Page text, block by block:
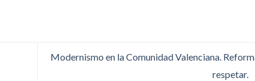
Modernismo en la Comunidad Valenciana.
respetar.